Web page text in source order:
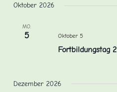
Oktober 2026
MO.
5 Oktober 5
Fortbildungstag 2
Dezember 2026